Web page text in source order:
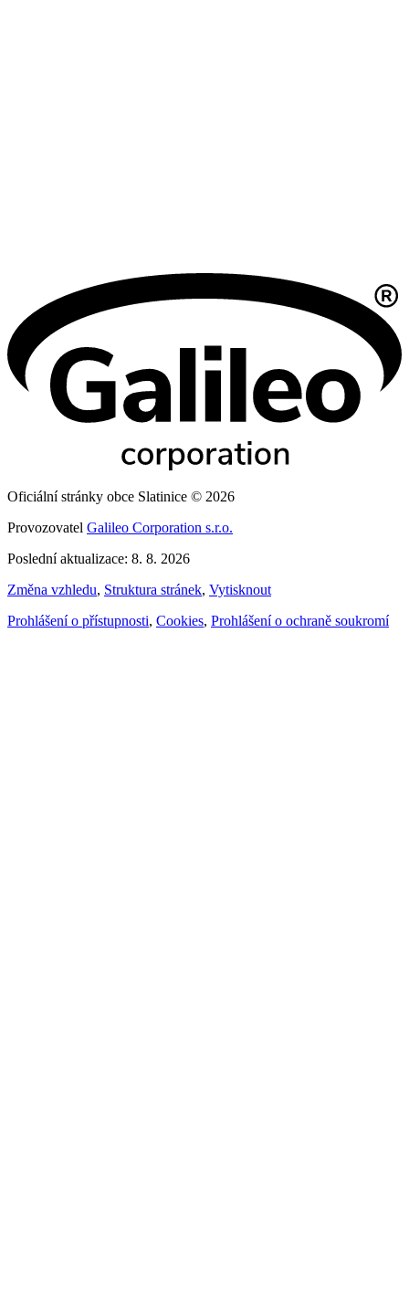
Oficiální stránky obce Slatinice © 2026
Provozovatel Galileo Corporation s.r.o.
Poslední aktualizace: 8. 8. 2026
Změna vzhledu, Struktura stránek, Vytisknout
Prohlášení o přístupnosti, Cookies, Prohlášení o ochraně soukromí